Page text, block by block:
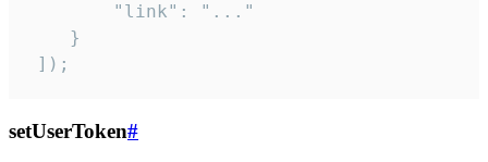
        "link": "..."
    }
]);
setUserToken#